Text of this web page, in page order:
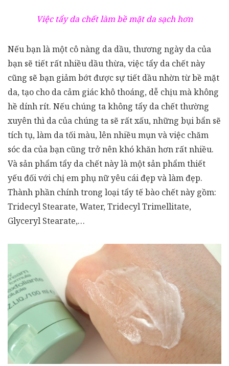
Việc tẩy da chết làm bề mặt da sạch hơn
Nếu bạn là một cô nàng da dầu, thương ngày da của
bạn sẽ tiết rất nhiều dầu thừa, việc tẩy da chết này
cũng sẽ bạn giảm bớt được sự tiết dầu nhờn từ bề mặt
da, tạo cho da cảm giác khô thoáng, dễ chịu mà không
hề dính rít. Nếu chúng ta không tẩy da chết thường
xuyên thì da của chúng ta sẽ rất xấu, những bụi bẩn sẽ
tích tụ, làm da tối màu, lên nhiều mụn và việc chăm
sóc da của bạn cũng trở nên khó khăn hơn rất nhiều.
Và sản phẩm tẩy da chết này là một sản phẩm thiết
yếu đối với chị em phụ nữ yêu cái đẹp và làm đẹp.
Thành phần chính trong loại tẩy tế bào chết này gồm:
Tridecyl Stearate, Water, Tridecyl Trimellitate,
Glyceryl Stearate,…